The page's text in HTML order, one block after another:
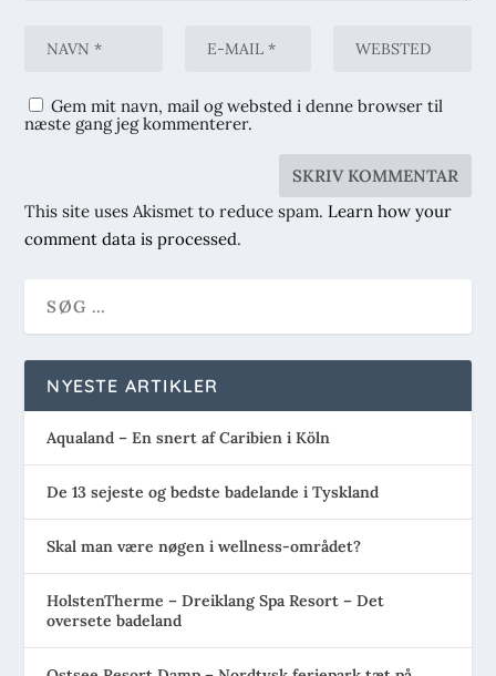
Gem mit navn, mail og websted i denne browser til
næste gang jeg kommenterer.
This site uses Akismet to reduce spam. Learn how your
comment data is processed.
NYESTE ARTIKLER
Aqualand – En snert af Caribien i Köln
De 13 sejeste og bedste badelande i Tyskland
Skal man være nøgen i wellness-området?
HolstenTherme – Dreiklang Spa Resort – Det
oversete badeland